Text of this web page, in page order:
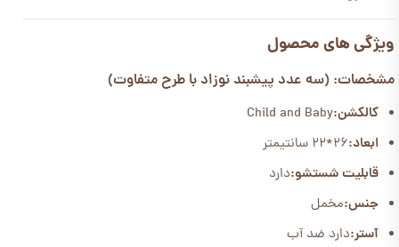
ویژگی های محصول
مشخصات: (سه عدد پیشبند نوزاد با طرح متفاوت)
کالکشن:Child and Baby
ابعاد:26*22 سانتیمتر
قابلیت شستشو:دارد
جنس:مخمل
آستر:دارد ضد آب